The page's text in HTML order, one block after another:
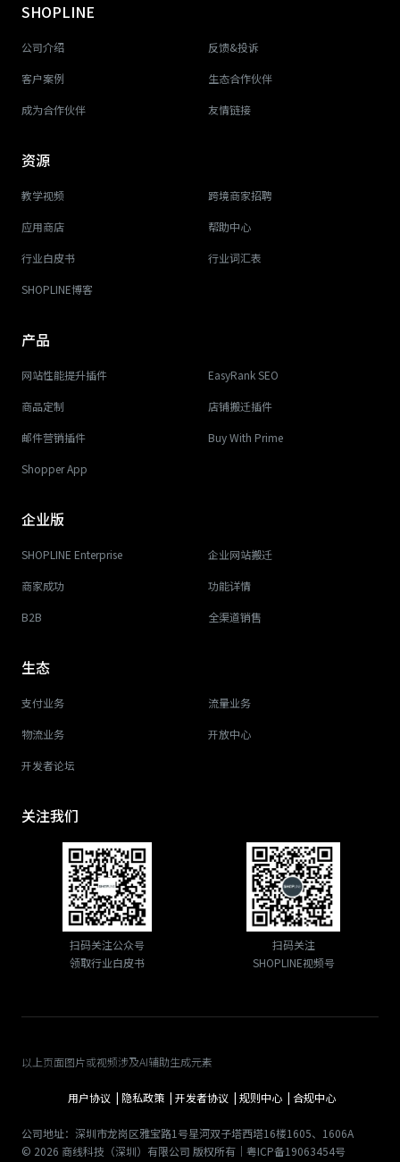
SHOPLINE
公司介绍 反馈&投诉
客户案例 生态合作伙伴
成为合作伙伴 友情链接
资源
教学视频 跨境商家招聘
应用商店 帮助中心
行业白皮书 行业词汇表
SHOPLINE博客
产品
网站性能提升插件 EasyRank SEO
商品定制 店铺搬迁插件
邮件营销插件 Buy With Prime
Shopper App
企业版
SHOPLINE Enterprise 企业网站搬迁
商家成功 功能详情
B2B 全渠道销售
生态
支付业务 流量业务
物流业务 开放中心
开发者论坛
关注我们
扫码关注公众号
领取行业白皮书
扫码关注
SHOPLINE视频号
以上页面图片或视频涉及AI辅助生成元素
用户协议 | 隐私政策 | 开发者协议 | 规则中心 | 合规中心
公司地址：深圳市龙岗区雅宝路1号星河双子塔西塔16楼1605、1606A
© 2026 商线科技（深圳）有限公司 版权所有｜粤ICP备19063454号